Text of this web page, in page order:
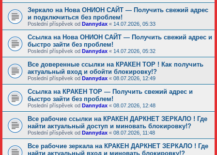
Зеркало на Нова ОНИОН САЙТ — Получить свежий адрес
и подключиться без проблем!
Poslední příspěvek od Dannydax « 14.07.2026, 05:33
Ссылка на Нова ОНИОН САЙТ — Получить свежий адрес и
быстро зайти без проблем!
Poslední příspěvek od Dannydax « 14.07.2026, 05:32
Все доверенные ссылки на КРАКЕН ТОР ! Как получить
актуальный вход и обойти блокировку!?
Poslední příspěvek od Dannydax « 08.07.2026, 12:49
Ссылка на КРАКЕН ТОР — Получить свежий адрес и
быстро зайти без проблем!
Poslední příspěvek od Dannydax « 08.07.2026, 12:48
Все рабочие ссылки на КРАКЕН ДАРКНЕТ ЗЕРКАЛО ! Где
найти актуальный доступ и миновать блокировку!?
Poslední příspěvek od Dannydax « 08.07.2026, 11:48
Все рабочие зеркала на КРАКЕН ДАРКНЕТ ЗЕРКАЛО ! Где
найти актуальный вход и миновать блокировку!?